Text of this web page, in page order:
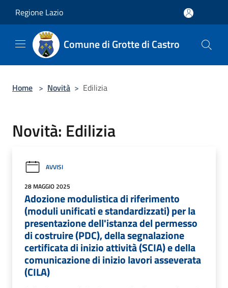
Regione Lazio
Comune di Grotte di Castro
Home > Novità > Edilizia
Novità: Edilizia
AVVISI
28 MAGGIO 2025
Adozione modulistica di riferimento
(moduli unificati e standardizzati) per la
presentazione dell'istanza del permesso
di costruire (PDC), della segnalazione
certificata di inizio attività (SCIA) e della
comunicazione di inizio lavori asseverata
(CILA)